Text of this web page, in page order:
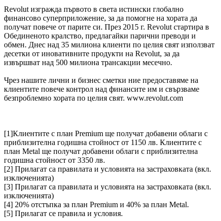
Revolut изгражда първото в света истински глобално
финансово суперприложение, за да помогне на хората да
получат повече от парите си. През 2015 г. Revolut стартира в
Обединеното кралство, предлагайки парични преводи и
обмен. Днес над 35 милиона клиенти по целия свят използват
десетки от иновативните продукти на Revolut, за да
извършват над 500 милиона трансакции месечно.
Чрез нашите лични и бизнес сметки ние предоставяме на
клиентите повече контрол над финансите им и свързваме
безпроблемно хората по целия свят. www.revolut.com
[1]Клиентите с план Premium ще получат добавени облаги с
приблизителна годишна стойност от 1150 лв. Клиентите с
план Metal ще получат добавени облаги с приблизителна
годишна стойност от 3350 лв.
[2] Прилагат са правилата и условията на застраховката (вкл.
изключенията)
[3] Прилагат са правилата и условията на застраховката (вкл.
изключенията)
[4] 20% отстъпка за план Premium и 40% за план Metal.
[5] Прилагат се правила и условия.